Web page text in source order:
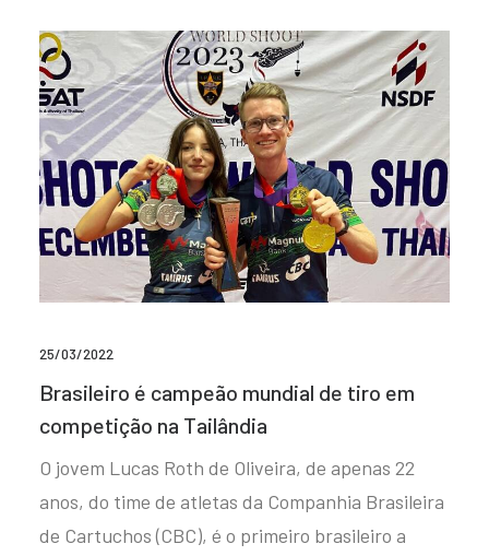
25/03/2022
Brasileiro é campeão mundial de tiro em
competição na Tailândia
O jovem Lucas Roth de Oliveira, de apenas 22
anos, do time de atletas da Companhia Brasileira
de Cartuchos (CBC), é o primeiro brasileiro a